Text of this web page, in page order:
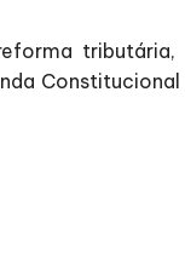
tributária,